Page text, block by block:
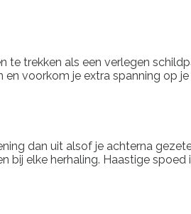
te trekken als een verlegen
voorkom je extra spanning op je
dan uit alsof je achterna
bij elke herhaling. Haastige spoed